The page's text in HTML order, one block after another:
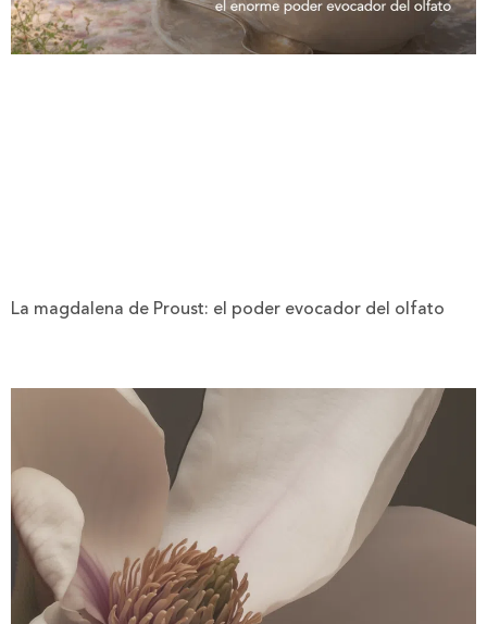
La magdalena de Proust: el poder evocador del olfato